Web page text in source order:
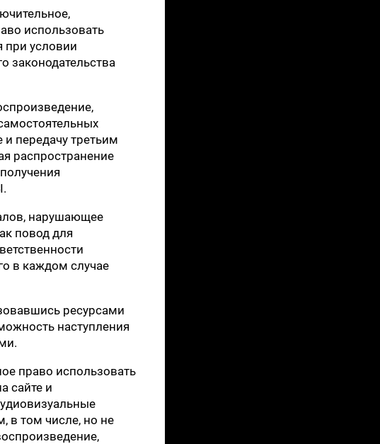
использовать
при условии
законодательства
передачу третьим
распространение
нарушающее
повод для
в каждом случае
ресурсами
наступления
право использовать
сайте и
в том числе, но не